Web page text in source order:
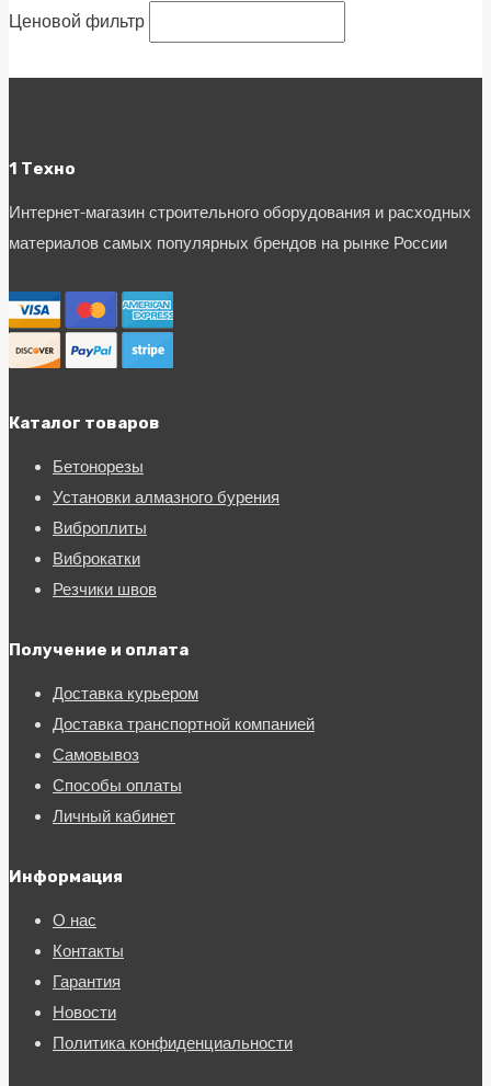
Ценовой фильтр
1 Техно
Интернет-магазин строительного оборудования и расходных
материалов самых популярных брендов на рынке России
Каталог товаров
Бетонорезы
Установки алмазного бурения
Виброплиты
Виброкатки
Резчики швов
Получение и оплата
Доставка курьером
Доставка транспортной компанией
Самовывоз
Способы оплаты
Личный кабинет
Информация
О нас
Контакты
Гарантия
Новости
Политика конфиденциальности